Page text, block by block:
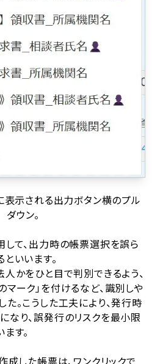
示される出力ボタン横のプル
ダウン。
して、出力時の帳票選択を誤ら
いいます。
かをひと目で判別できるよう、
ーク」を付けるなど、識別しや
。こうした工夫により、発行時
なり、誤発行のリスクを最小限
す。
した帳票は、ワンクリックで